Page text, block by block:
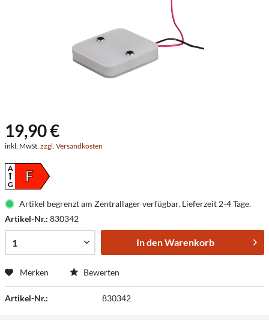
19,90 €
inkl. MwSt. zzgl. Versandkosten
F
A
G
Artikel begrenzt am Zentrallager verfügbar. Lieferzeit 2-4 Tage.
Artikel-Nr.: 830342
In denWarenkorb
Merken Bewerten
Artikel-Nr.: 830342